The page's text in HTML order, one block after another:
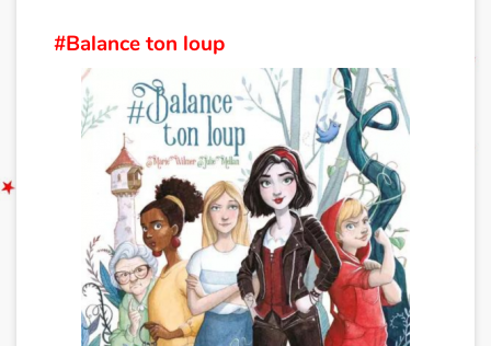
Fêtes et évènements
Amour et amitié
Sujets de société
Émotions et sentiments
Formats et illustrations
Catalogue anglais
#Balance ton loup